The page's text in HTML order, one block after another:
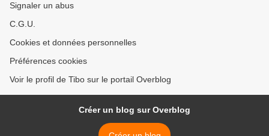
Signaler un abus
C.G.U.
Cookies et données personnelles
Préférences cookies
Voir le profil de Tibo sur le portail Overblog
Créer un blog sur Overblog